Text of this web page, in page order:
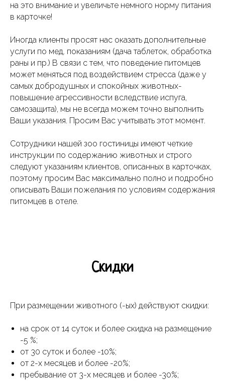
на это внимание и увеличьте немного норму питания
в карточке!
Иногда клиенты просят нас оказать дополнительные
услуги по мед. показаниям (дача таблеток, обработка
раны и пр.) В связи с тем, что поведение питомцев
может меняться под воздействием стресса (даже у
самых добродушных и спокойных животных-
повышение агрессивности вследствие испуга,
самозащита), мы не всегда можем точно выполнить
Ваши указания. Просим Вас учитывать этот момент.
Сотрудники нашей зоо гостиницы имеют четкие
инструкции по содержанию животных и строго
следуют указаниям клиентов, описанных в карточках,
поэтому просим Вас максимально полно и подробно
описывать Ваши пожелания по условиям содержания
питомцев в отеле.
Скидки
При размещении животного (-ых) действуют скидки:
на срок от 14 суток и более скидка на размещение
-5 %;
от 30 суток и более -10%;
от 2-х месяцев и более -20%;
пребывание от 3-х месяцев и более -30%;